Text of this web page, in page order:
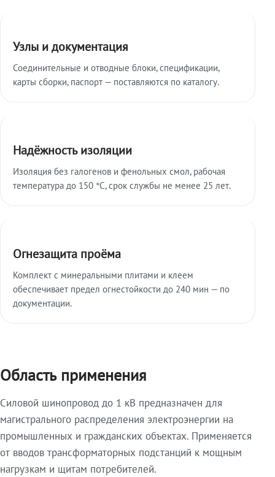
Узлы и документация
Соединительные и отводные блоки, спецификации,
карты сборки, паспорт — поставляются по каталогу.
Надёжность изоляции
Изоляция без галогенов и фенольных смол, рабочая
температура до 150 °C, срок службы не менее 25 лет.
Огнезащита проёма
Комплект с минеральными плитами и клеем
обеспечивает предел огнестойкости до 240 мин — по
документации.
Область применения
Силовой шинопровод до 1 кВ предназначен для
магистрального распределения электроэнергии на
промышленных и гражданских объектах. Применяется
от вводов трансформаторных подстанций к мощным
нагрузкам и щитам потребителей.